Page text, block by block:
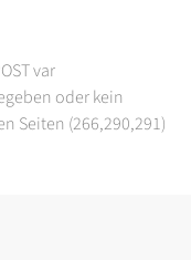
var
oder kein
Seiten (266,290,291)